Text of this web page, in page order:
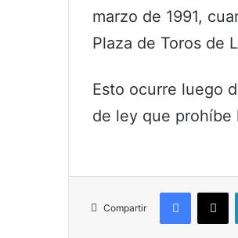
marzo de 1991,
Plaza de Toros de
Esto ocurre luego
de ley que prohíbe
Compartir
Facebook
X